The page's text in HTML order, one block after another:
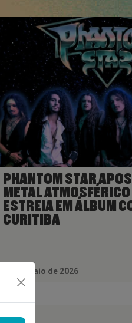
PHANTOM STAR
METAL
ESTREIA EM ÁLBUM
CURITIBA
29 de maio de 2026